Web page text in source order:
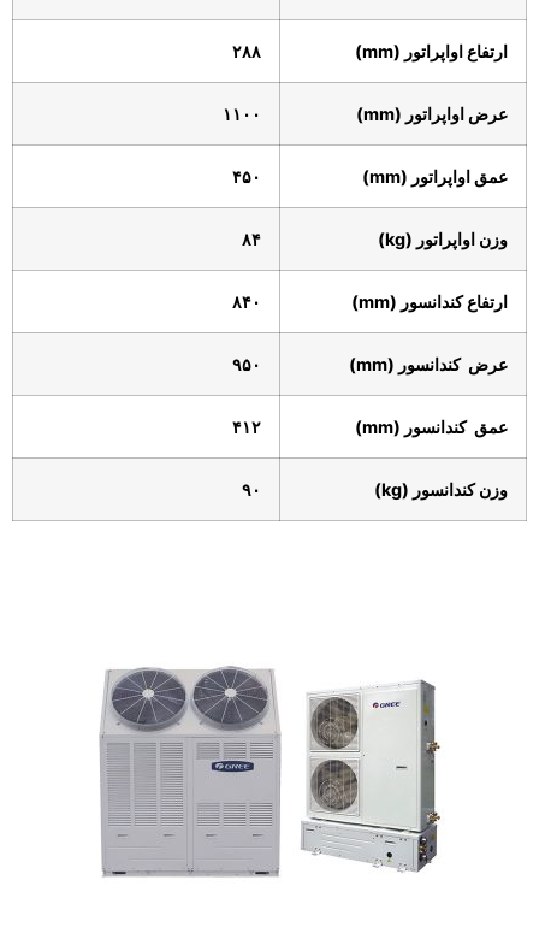
ارتفاع اواپراتور (
mm
) ۲۸۸
عرض اواپراتور (mm
) ۱۱۰۰
عمق اواپراتور (mm
) ۴۵۰
وزن اواپراتور (kg
) ۸۴
ارتفاع کندانسور (mm
) ۸۴۰
عرض کندانسور (
mm
) ۹۵۰
عمق کندانسور (
mm
) ۴۱۲
وزن کندانسور (kg
) ۹۰